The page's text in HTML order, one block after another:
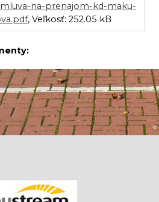
na-prenajom-kd-maku-
, Veľkosť: 252.05 kB